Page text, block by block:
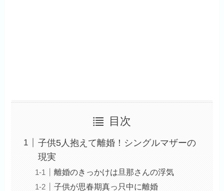
目次
子供5人抱えて離婚！シングルマザーの
現実
離婚のきっかけは旦那さんの浮気
子供が思春期真っ只中に離婚